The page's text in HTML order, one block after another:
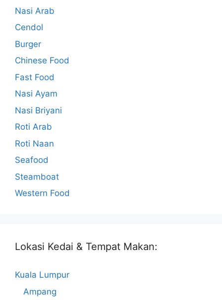
Nasi Arab
Cendol
Burger
Chinese Food
Fast Food
Nasi Ayam
Nasi Briyani
Roti Arab
Roti Naan
Seafood
Steamboat
Western Food
Lokasi Kedai & Tempat Makan:
Kuala Lumpur
Ampang